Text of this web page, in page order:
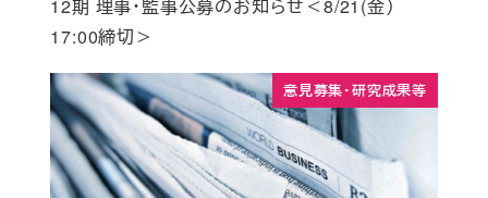
12期 理事・監事公募のお知らせ＜8/21(金）
17:00締切＞
意見募集・研究成果等